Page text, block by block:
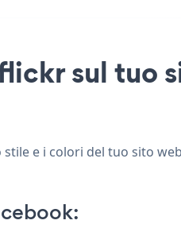
sul tuo
e i colori del tuo sito